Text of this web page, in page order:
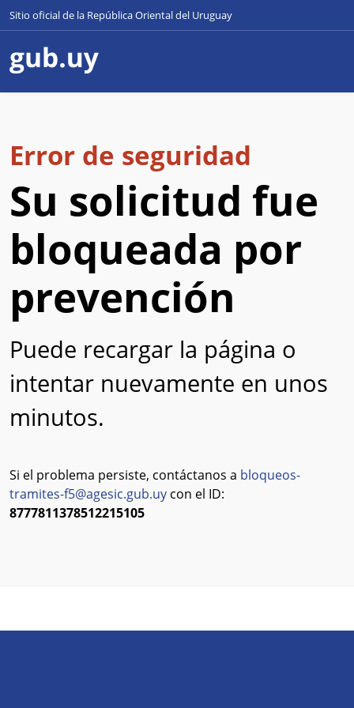
Sitio oficial de la República Oriental del Uruguay
Error de seguridad
Su solicitud fue
bloqueada por
prevención
Puede recargar la página o
intentar nuevamente en unos
minutos.
Si el problema persiste, contáctanos a bloqueos-
tramites-f5@agesic.gub.uy con el ID:
8777811378512215105